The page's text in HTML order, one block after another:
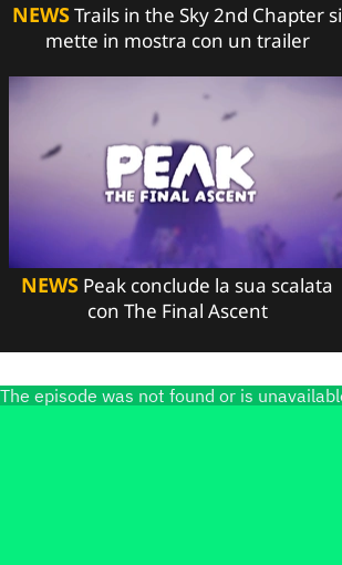
NEWSTrails in the Sky 2nd Chapter si
mette in mostra con un trailer
NEWS Peak conclude la sua scalata
con The Final Ascent